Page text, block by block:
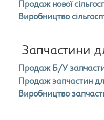
Продаж нової
Виробництво
Запчастини
Продаж Б/У
Продаж запчастин
Виробництво